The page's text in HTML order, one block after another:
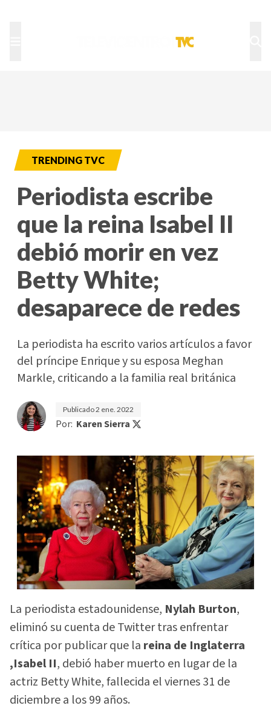
TRENDING TVC
Periodista escribe
que la reina Isabel II
debió morir en vez
Betty White;
desaparece de redes
La periodista ha escrito varios artículos a favor
del príncipe Enrique y su esposa Meghan
Markle, criticando a la familia real británica
Publicado2 ene. 2022
Por: Karen Sierra
La periodista estadounidense, Nylah Burton,
eliminó su cuenta de Twitter tras enfrentar
crítica por publicar que la reina de Inglaterra
,Isabel II, debió haber muerto en lugar de la
actriz Betty White, fallecida el viernes 31 de
diciembre a los 99 años.